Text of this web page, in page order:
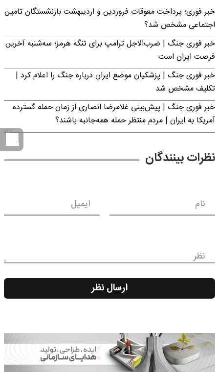
خبر فوری؛ پرداخت معوقات فروردین و اردیبهشت بازنشستگان تامین
اجتماعی مشخص شد؟
خبر فوری جنگ | ضرب‌الاجل ترامپ برای تنگه هرمز؛ سه‌شنبه آخرین
فرصت ایران است
خبر فوری جنگ | پزشکیان موضع ایران درباره جنگ را اعلام کرد |
تکلیف مشخص شد
خبر فوری جنگ | پیش‌بینی غلامرضا انصاری از زمان حمله گسترده
آمریکا به ایران | مردم منتظر حمله همه‌جانبه باشند؟
نظرات بینندگان
نام ایمیل
نظر
ارسال نظر